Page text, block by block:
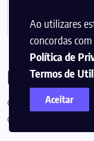
Ao utilizares
concordas com
Política de
Termos de
Aceitar
Deixa um
O seu endereço de
Campos